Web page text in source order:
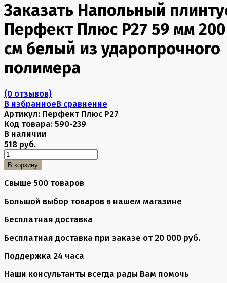
Заказать Напольный
Перфект Плюс P27 59 мм 200
см белый из ударопрочного
полимера
(0 отзывов)
В избранноеВ сравнение
Артикул: Перфект Плюс P27
Код товара: 590-239
В наличии
518 руб.
В корзину
Свыше 500 товаров
Большой выбор товаров в нашем магазине
Бесплатная доставка
Бесплатная доставка при заказе от 20 000 руб.
Поддержка 24 часа
Наши консультанты всегда рады Вам помочь